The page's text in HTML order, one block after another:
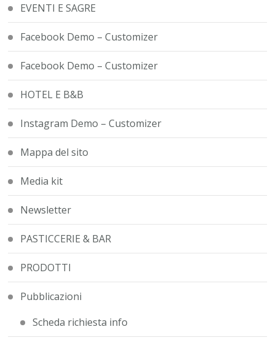
EVENTI E SAGRE
Facebook Demo – Customizer
Facebook Demo – Customizer
HOTEL E B&B
Instagram Demo – Customizer
Mappa del sito
Media kit
Newsletter
PASTICCERIE & BAR
PRODOTTI
Pubblicazioni
Scheda richiesta info